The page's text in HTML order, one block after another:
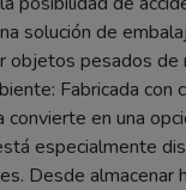
solución de
objetos pesados de
Fabricada
en una
especialmente
Desde